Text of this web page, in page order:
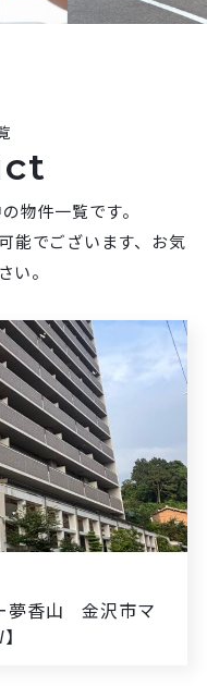
物件一覧です。
能でございます、お気
い。
夢香山 金沢市マ